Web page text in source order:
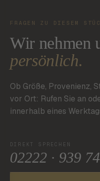
FRAGEN ZU DIESEM
Wir nehmen
persönlich.
Ob Größe, Provenienz,
vor Ort: Rufen Sie an
innerhalb eines
DIREKT SPRECHEN
02222 · 939